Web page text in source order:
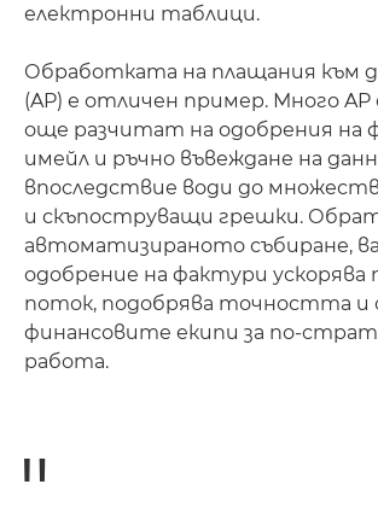
електронни таблици.
Обработката на плащания към
(AP) е отличен пример. Много AP
още разчитат на одобрения на
имейл и ръчно въвеждане на
впоследствие води до
и скъпоструващи грешки.
автоматизираното събиране,
одобрение на фактури ускорява
поток, подобрява точността и
финансовите екипи за по-
работа.